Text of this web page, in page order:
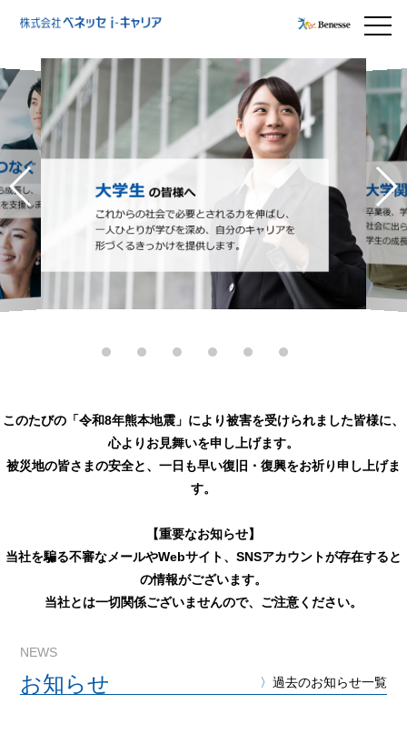
このたびの「令和8年熊本地震」により被害を受けられました皆様に、
心よりお見舞いを申し上げます。
被災地の皆さまの安全と、一日も早い復旧・復興をお祈り申し上げま
す。
【重要なお知らせ】
当社を騙る不審なメールやWebサイト、SNSアカウントが存在すると
の情報がございます。
当社とは一切関係ございませんので、ご注意ください。
NEWS
お知らせ 〉 過去のお知らせ一覧